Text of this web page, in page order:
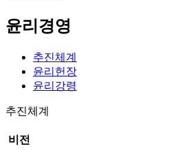
윤리경영
추진체계
윤리헌장
윤리강령
추진체계
비전